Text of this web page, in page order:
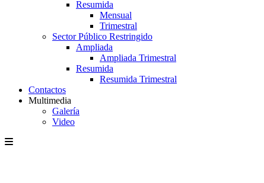
Resumida
Mensual
Trimestral
Sector Público Restringido
Ampliada
Ampliada Trimestral
Resumida
Resumida Trimestral
Contactos
Multimedia
Galería
Video